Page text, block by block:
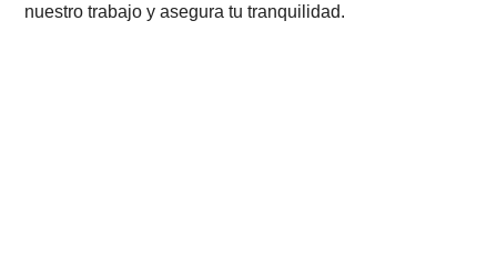
nuestro trabajo y asegura tu tranquilidad.